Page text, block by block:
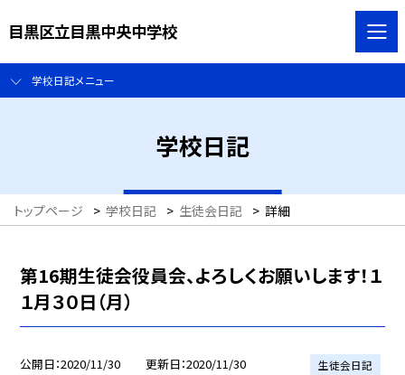
目黒区立目黒中央中学校
学校日記メニュー
学校日記
トップページ > 学校日記 > 生徒会日記 > 詳細
第16期生徒会役員会、よろしくお願いします！１
１月３０日（月）
公開日 2020/11/30 更新日 2020/11/30 生徒会日記